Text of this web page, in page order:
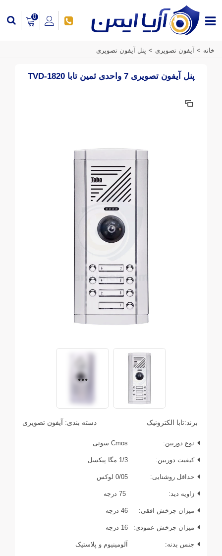
0
خانه > آیفون تصویری > پنل آیفون تصویری
پنل آیفون تصویری 7 واحدی ثمین تابا TVD-1820
برند:تابا الکترونیک دسته بندی: آیفون تصویری
نوع دوربین: Cmos سونی
کیفیت دوربین: 1/3 مگا پیکسل
حداقل روشنایی: 0/05 لوکس
زاویه دید:
میزان چرخش افقی: 46 درجه
میزان چرخش عمودی: 16 درجه
جنس بدنه: آلومینیوم و پلاستیک